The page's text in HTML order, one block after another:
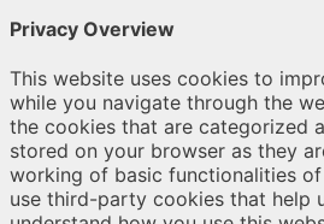
Privacy Overview
This website uses cookies to
while you navigate through the
the cookies that are categorized
stored on your browser as they
working of basic functionalities
use third-party cookies that help